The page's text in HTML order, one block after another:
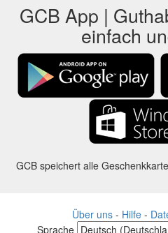
GCB App |
einfach
GCB speichert alle
Über uns - Hilfe -
Sprache